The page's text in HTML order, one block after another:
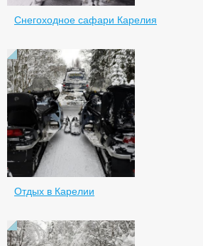
Снегоходное сафари Карелия
Отдых в Карелии